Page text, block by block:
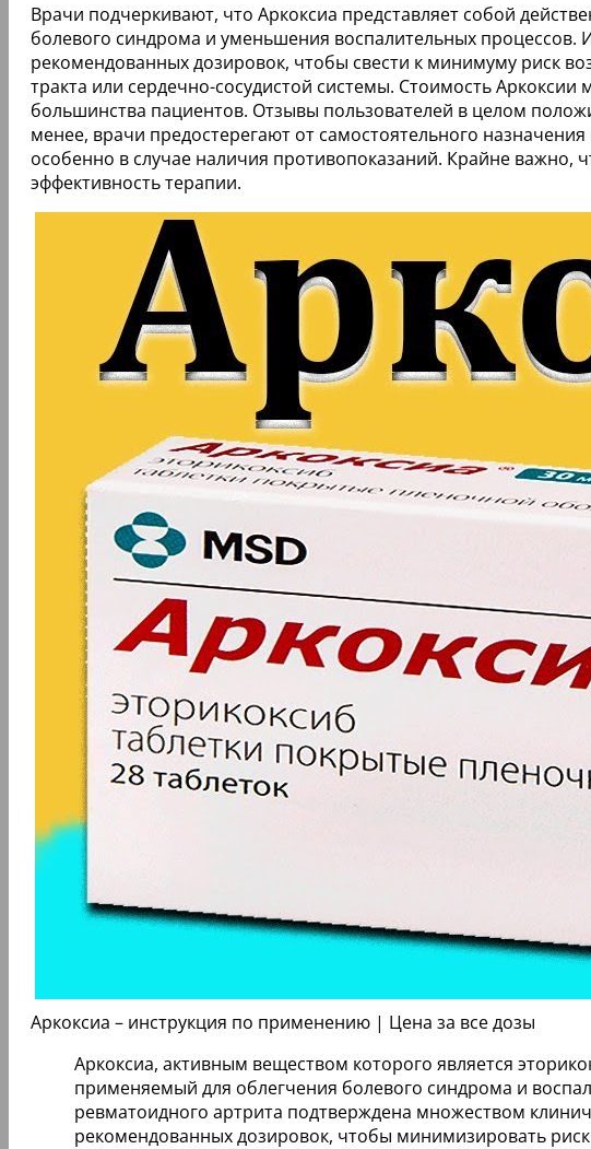
Врачи подчеркивают, что Аркоксиа представляет собой
болевого синдрома и уменьшения воспалительных
рекомендованных дозировок, чтобы свести к минимуму риск
тракта или сердечно-сосудистой системы. Стоимость
большинства пациентов. Отзывы пользователей в целом
менее, врачи предостерегают от самостоятельного
особенно в случае наличия противопоказаний. Крайне важно,
эффективность терапии.
Аркоксиа – инструкция по применению | Цена за все дозы
Аркоксиа, активным веществом которого является
применяемый для облегчения болевого синдрома и
ревматоидного артрита подтверждена множеством
рекомендованных дозировок, чтобы минимизировать